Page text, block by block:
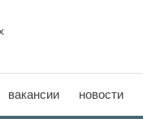
вакансии новости